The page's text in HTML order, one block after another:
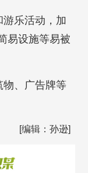
乐活动，加
易设施等易被
物、广告牌等
[编辑：孙逊]